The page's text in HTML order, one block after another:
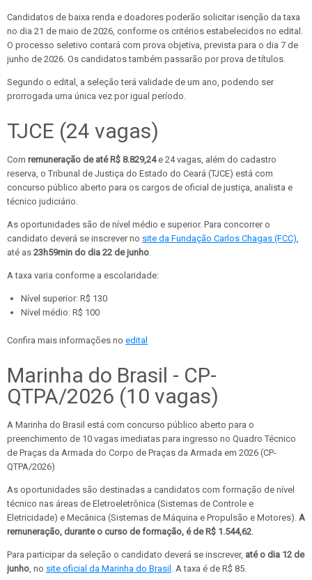
Candidatos de baixa renda e doadores poderão solicitar isenção da taxa
no dia 21 de maio de 2026, conforme os critérios estabelecidos no edital.
O processo seletivo contará com prova objetiva, prevista para o dia 7 de
junho de 2026. Os candidatos também passarão por prova de títulos.
Segundo o edital, a seleção terá validade de um ano, podendo ser
prorrogada uma única vez por igual período.
TJCE (24 vagas)
Com remuneração de até R$ 8.829,24e 24 vagas, além do cadastro
reserva, o Tribunal de Justiça do Estado do Ceará (TJCE) está com
concurso público aberto para os cargos de oficial de justiça, analista e
técnico judiciário.
As oportunidades são de nível médio e superior. Para concorrer o
candidato deverá se inscrever no site da Fundação Carlos Chagas (FCC),
até as 23h59min do dia 22 de junho.
A taxa varia conforme a escolaridade:
Nível superior: R$ 130
Nível médio: R$ 100
Confira mais informações no edital
Marinha do Brasil - CP-
QTPA/2026 (10 vagas)
A Marinha do Brasil está com concurso público aberto para o
preenchimento de 10 vagas imediatas para ingresso no Quadro Técnico
de Praças da Armada do Corpo de Praças da Armada em 2026 (CP-
QTPA/2026)
As oportunidades são destinadas a candidatos com formação de nível
técnico nas áreas de Eletroeletrônica (Sistemas de Controle e
Eletricidade) e Mecânica (Sistemas de Máquina e Propulsão e Motores). A
remuneração, durante o curso de formação, é de R$ 1.544,62.
Para participar da seleção o candidato deverá se inscrever, até o dia 12 de
junho, no site oficial da Marinha do Brasil . A taxa é de R$ 85.